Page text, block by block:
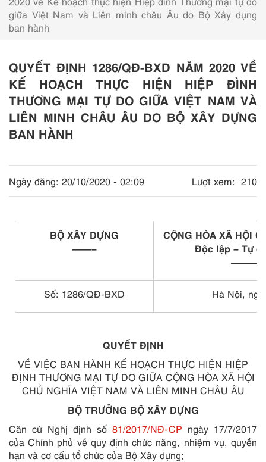
giữa Việt Nam và Liên minh châu Âu do Bộ Xây dựng
ban hành
QUYẾT ĐỊNH 1286/QĐ-BXD NĂM 2020 VỀ
KẾ HOẠCH THỰC HIỆN HIỆP ĐÌNH
THƯƠNG MẠI TỰ DO GIỮA VIỆT NAM VÀ
LIÊN MINH CHÂU ÂU DO BỘ XÂY DỰNG
BAN HÀNH
Ngày đăng: 20/10/2020 - 02:09 Lượt xem: 210
BỘ XÂY DỰNG
——–
CỘNG HÒA XÃ HỘI
Độc lập – Tự
Số: 1286/QĐ-BXD Hà Nội,
QUYẾT ĐỊNH
VỀ VIỆC BAN HÀNH KẾ HOẠCH THỰC HIỆN HIỆP
ĐỊNH THƯƠNG MẠI TỰ DO GIỮA CỘNG HÒA XÃ HỘI
CHỦ NGHĨA VIỆT NAM VÀ LIÊN MINH CHÂU ÂU
BỘ TRƯỞNG BỘ XÂY DỰNG
Căn cứ Nghị định số 81/2017/NĐ-CP ngày 17/7/2017
của Chính phủ về quy định chức năng, nhiệm vụ, quyền
hạn và cơ cấu tổ chức của Bộ Xây dựng;